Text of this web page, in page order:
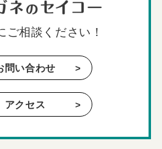
ご相談ください！
問い合わせ
アクセス